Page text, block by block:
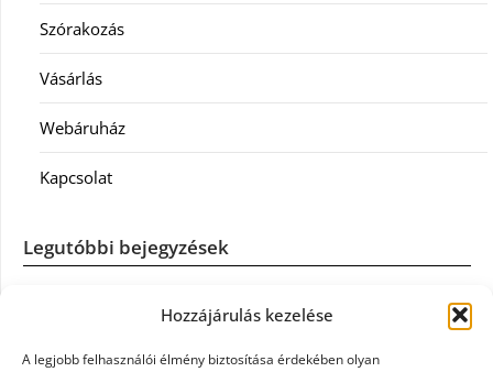
Hozzájárulás kezelése
A legjobb felhasználói élmény biztosítása érdekében olyan
Szórakozás
Vásárlás
Webáruház
Kapcsolat
Legutóbbi bejegyzések
Casco szélvédőcsere: mikor éri meg a biztosítást igénybe